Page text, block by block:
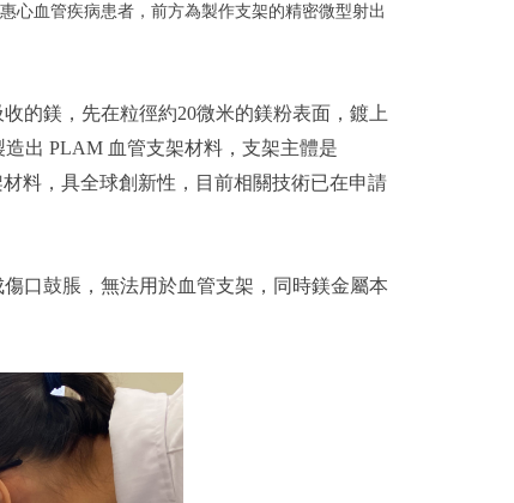
心血管疾病患者，前方為製作支架的精密微型射出
的鎂，先在粒徑約20微米的鎂粉表面，鍍上
出 PLAM 血管支架材料，支架主體是
料，具全球創新性，目前相關技術已在申請
口鼓脹，無法用於血管支架，同時鎂金屬本